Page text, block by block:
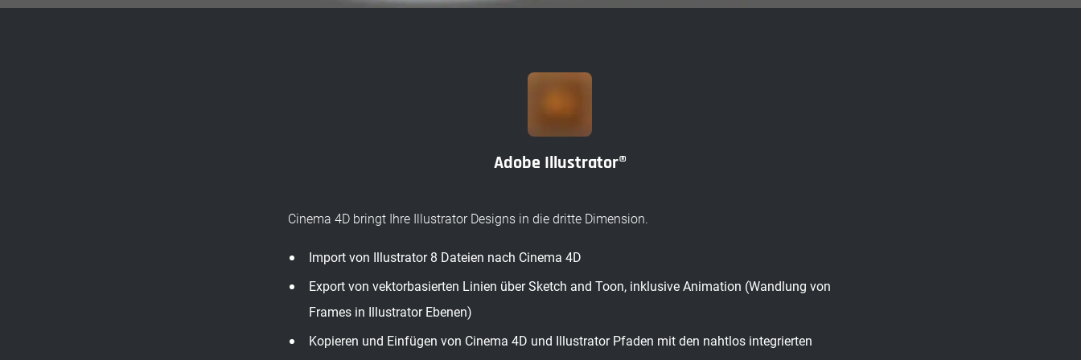
Adobe Illustrator®
Cinema 4D bringt Ihre Illustrator Designs in die dritte Dimension.
Import von Illustrator 8 Dateien nach Cinema 4D
Export von vektorbasierten Linien über Sketch and Toon, inklusive Animation (Wandlung von
Frames in Illustrator Ebenen)
Kopieren und Einfügen von Cinema 4D und Illustrator Pfaden mit den nahtlos integrierten